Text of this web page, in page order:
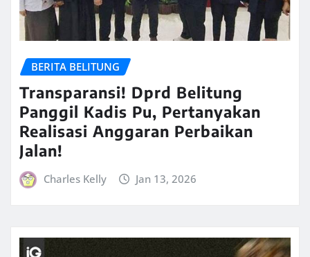
BERITA BELITUNG
Transparansi! Dprd Belitung
Panggil Kadis Pu, Pertanyakan
Realisasi Anggaran Perbaikan
Jalan!
Charles Kelly Jan 13, 2026